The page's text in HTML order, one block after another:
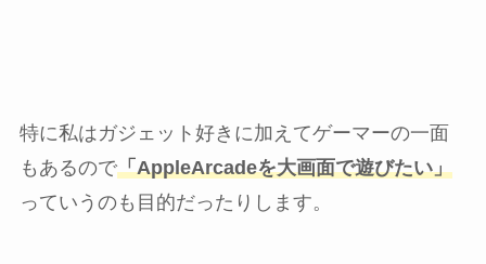
特に私はガジェット好きに加えてゲーマーの一面
もあるので「AppleArcadeを大画面で遊びたい」
っていうのも目的だったりします。